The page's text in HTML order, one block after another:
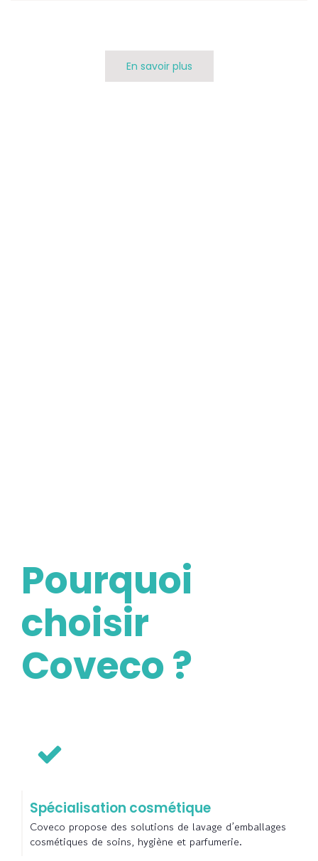
En savoir plus
Pourquoi
choisir
Coveco ?
Spécialisation cosmétique
Coveco propose des solutions de lavage d’emballages
cosmétiques de soins, hygiène et parfumerie.